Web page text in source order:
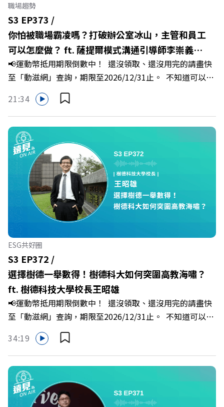
職場趨勢
S3 EP373 /
你怕被職場霸凌嗎？打破辦公室冰山，主管和員工
可以怎麼做？ ft. 薩提爾模式溝通引導師李崇義、
謝佳芸
📢運動幣抵用期限倒數中！ 還沒領取、還沒用完的請盡快
至「動滋網」查詢，期限至2026/12/31止。 不知道可以在
哪裡使用嗎？ 上「動滋網」【合作店家】專區，全台五千
多家合作業者任你選，馬上來找適用地點！ ➡️
https://fstry.pse.is/9epct2 —— 以上為 FMTaiwan 與
Firstory Podcast 廣告 —— 你常在職場中感到焦慮、害怕
犯錯，甚至覺得自己正遭受不友善的對待或霸凌嗎？當工作
中的人際摩擦、怕輸怕失敗的緊繃感成為日常，我們不能只
是委屈討好或一味逃避，更需要學會看透人際互動底層的
「職場冰山」。 本集《遠見 ON AIR》邀請到薩提爾模式溝
通引導師、天下文化新書《透視職場冰山》作者李崇義與謝
佳芸老師，帶你透過「冰山理論」拆解職場上的對立與衝
突，學會用「好奇」代替「批判」。即使在變動快速的AI時
代，也能幫自己打造不被成敗輕易定義的強韌自我。 🔺 職
場衝突與霸凌從何而來？🔺 如何用「冰山對話」看穿主管
焦慮，將對立化為合作？🔺 怎麼做到「好奇少一點、批判
少一點」？🔺 面對AI時代的職涯焦慮，如何把自我價值打
分權拿回手裡？ +++++📓《透視職場冰山》新書介紹
>>>https://bookzone.cwgv.com.tw/book/BWL108🎂歡
慶遠見40歲生日！手速搶下破天荒的獨家優惠
>>>https://gvmkt.pse.is/9e5pbz✨關注《遠見》更多的社
群：LINE：https://reurl.cc/A4ELQpIG：
Powered by Firstory Hosting
21:34
ESG共好圈
S3 EP372 /
選擇樹德一舉數得！樹德科大如何突圍高教海嘯？
ft. 樹德科技大學校長王昭雄
📢運動幣抵用期限倒數中！ 還沒領取、還沒用完的請盡快
至「動滋網」查詢，期限至2026/12/31止。 不知道可以在
哪裡使用嗎？ 上「動滋網」【合作店家】專區，全台五千
多家合作業者任你選，馬上來找適用地點！ ➡️
https://fstry.pse.is/9epct2 —— 以上為 FMTaiwan 與
Firstory Podcast 廣告 —— 在少子化浪潮、私校面臨退場
海嘯的嚴峻考驗下，南台灣的技職學校該如何轉型突圍？
本集《遠見ON AIR》邀請到樹德科技大學校長王昭雄，帶
34:19